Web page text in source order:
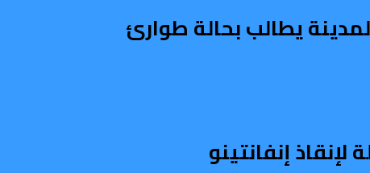
إنفانتينو